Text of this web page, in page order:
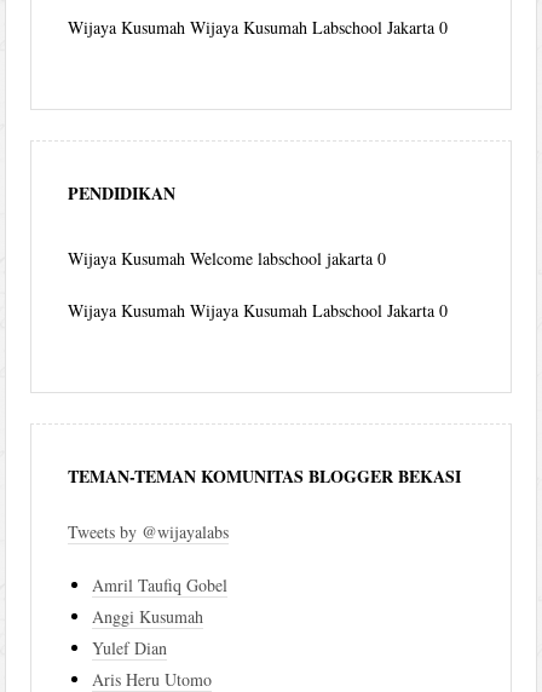
Wijaya Kusumah Wijaya Kusumah Labschool Jakarta 0
PENDIDIKAN
Wijaya Kusumah Welcome labschool jakarta 0
Wijaya Kusumah Wijaya Kusumah Labschool Jakarta 0
TEMAN-TEMAN KOMUNITAS BLOGGER BEKASI
Tweets by @wijayalabs
Amril Taufiq Gobel
Anggi Kusumah
Yulef Dian
Aris Heru Utomo